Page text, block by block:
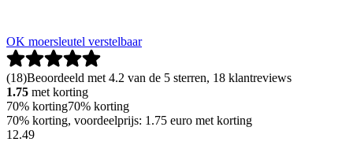
OK moersleutel verstelbaar
(18)Beoordeeld met 4.2 van de 5 sterren, 18 klantreviews
1.75 met korting
70% korting70% korting
70% korting, voordeelprijs: 1.75 euro met korting
12.49